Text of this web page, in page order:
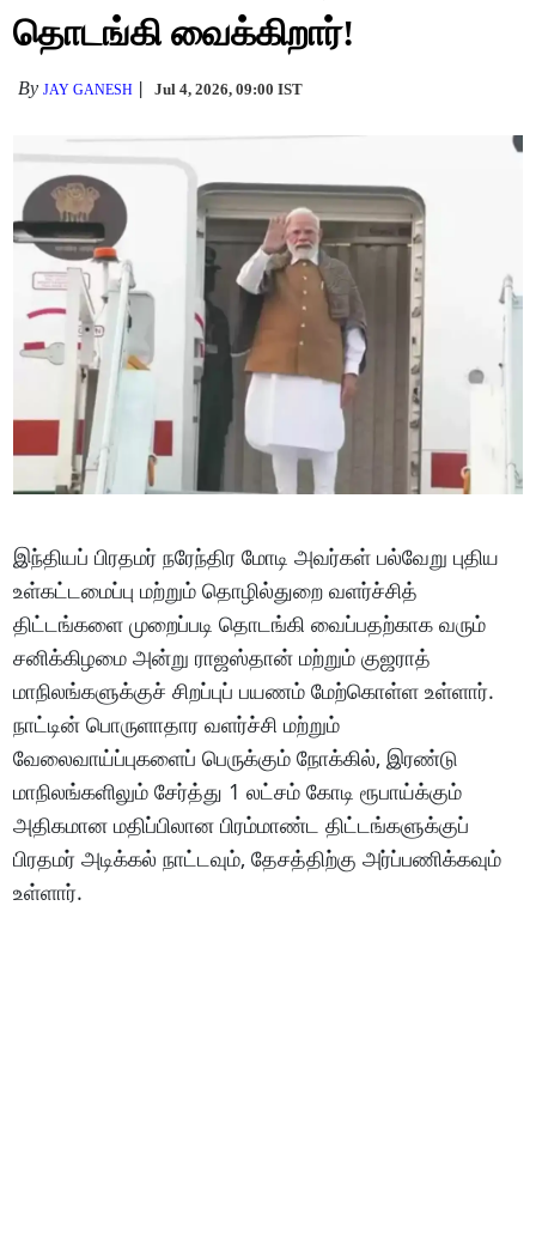
தொடங்கி வைக்கிறார்!
ByJAY GANESH Jul 4, 2026, 09:00 IST
இந்தியப் பிரதமர் நரேந்திர மோடி அவர்கள் பல்வேறு புதிய
உள்கட்டமைப்பு மற்றும் தொழில்துறை வளர்ச்சித்
திட்டங்களை முறைப்படி தொடங்கி வைப்பதற்காக வரும்
சனிக்கிழமை அன்று ராஜஸ்தான் மற்றும் குஜராத்
மாநிலங்களுக்குச் சிறப்புப் பயணம் மேற்கொள்ள உள்ளார்.
நாட்டின் பொருளாதார வளர்ச்சி மற்றும்
வேலைவாய்ப்புகளைப் பெருக்கும் நோக்கில், இரண்டு
மாநிலங்களிலும் சேர்த்து 1 லட்சம் கோடி ரூபாய்க்கும்
அதிகமான மதிப்பிலான பிரம்மாண்ட திட்டங்களுக்குப்
பிரதமர் அடிக்கல் நாட்டவும், தேசத்திற்கு அர்ப்பணிக்கவும்
உள்ளார்.